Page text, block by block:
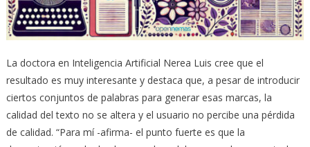
La doctora en Inteligencia Artificial Nerea Luis cree que el
resultado es muy interesante y destaca que, a pesar de introducir
ciertos conjuntos de palabras para generar esas marcas, la
calidad del texto no se altera y el usuario no percibe una pérdida
de calidad. “Para mí -afirma- el punto fuerte es que la